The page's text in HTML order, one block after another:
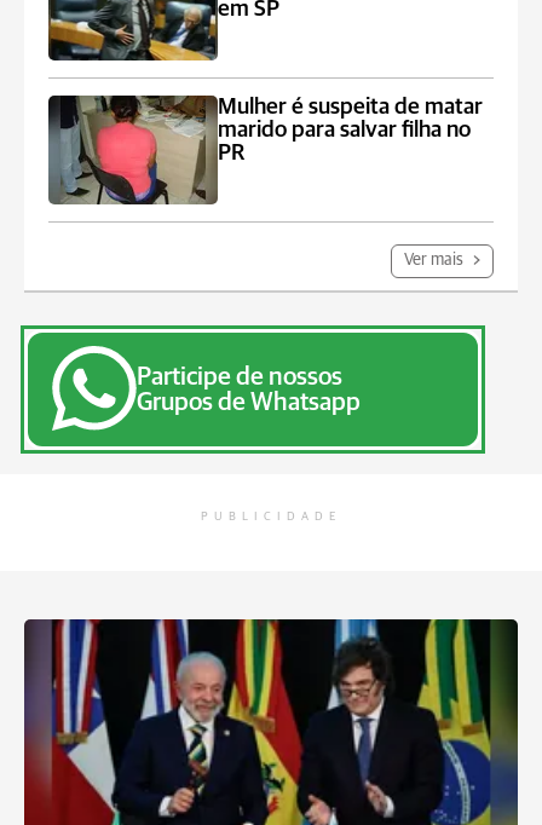
em SP
Mulher é suspeita de matar
marido para salvar filha no
PR
Ver mais
Participe de nossos
Grupos de Whatsapp
PUBLICIDADE